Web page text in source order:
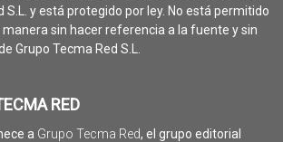
S.L. y está protegido por ley. No está permitido
sin hacer referencia a la fuente y sin
Grupo Tecma Red S.L.
RED
a Grupo Tecma Red, el grupo editorial